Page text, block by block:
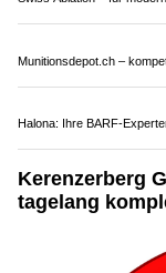
Swiss Ablation – für
Halona: Ihre BARF-